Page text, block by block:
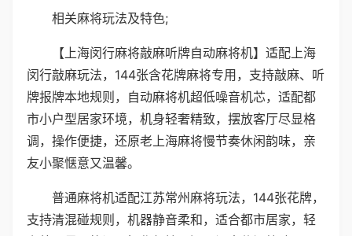
相关麻将玩法及特色;
【上海闵行麻将敲麻听牌自动麻将机】适配上海
闵行敲麻玩法，144张含花牌麻将专用，支持敲麻、听
牌报牌本地规则，自动麻将机超低噪音机芯，适配都
市小户型居家环境，机身轻奢精致，摆放客厅尽显格
调，操作便捷，还原老上海麻将慢节奏休闲韵味，亲
友小聚惬意又温馨。
普通麻将机适配江苏常州麻将玩法，144张花牌，
支持清混碰规则，机器静音柔和，适合都市居家，轻